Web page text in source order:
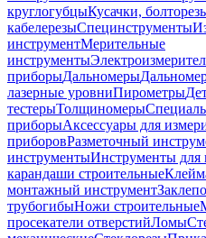
круглогубцыКусачки,
кабелерезыСпецинструменты
инструментМерительные
инструменты
приборыДальномеры
лазерные уровниПирометры
тестерыТолщиномеры
приборыАксессуары для
приборовРазметочный
инструментыИнструменты для
карандаши строительные
монтажный инструмент
трубогибыНожи строительные
просекатели отверстийЛомы